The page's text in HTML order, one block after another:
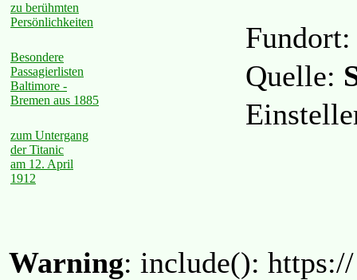
zu berühmten
Persönlichkeiten
Besondere
Passagierlisten
Baltimore -
Bremen aus 1885
zum Untergang
der Titanic
am 12. April
1912
Quelle:
Warning: include():